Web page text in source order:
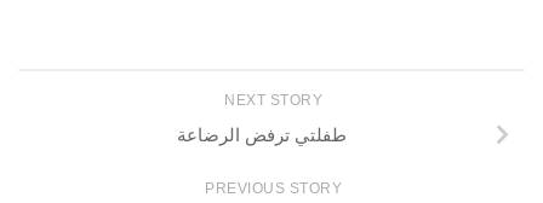
NEXT STORY
طفلتي ترفض الرضاعة
PREVIOUS STORY